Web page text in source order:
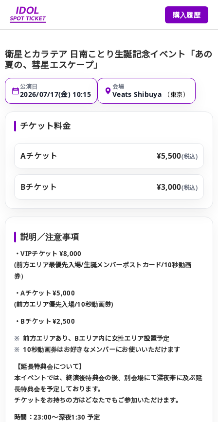
購入履歴
衛星とカラテア 日南ことり生誕記念イベント「あの
夏の、彗星エスケープ」
公演日
2026/07/17(金) 10:15
会場
Veats Shibuya （東京）
チケット料金
Aチケット ¥5,500(税込)
Bチケット ¥3,000(税込)
説明／注意事項
・VIPチケット ¥8,000
(前方エリア最優先入場/生誕メンバーポストカード/10秒動画
券）
・Aチケット ¥5,000
(前方エリア優先入場/10秒動画券)
・Bチケット ¥2,500
前方エリアあり、Bエリア内に女性エリア設置予定
10秒動画券はお好きなメンバーにお使いいただけます
【延長特典会について】
本イベントでは、終演後特典会の後、別会場にて深夜帯に及ぶ延
長特典会を予定しております。
チケットをお持ちの方はどなたでもご参加いただけます。
時間：23:00〜深夜1:30 予定